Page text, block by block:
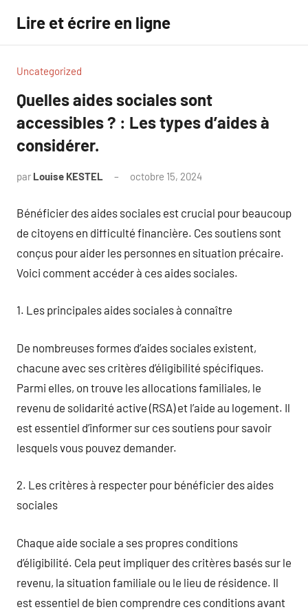
contenu
Lire et écrire en ligne
Uncategorized
Quelles aides sociales sont
accessibles ? : Les types d’aides à
considérer.
par Louise KESTEL octobre 15, 2024
Bénéficier des aides sociales est crucial pour beaucoup
de citoyens en difficulté financière. Ces soutiens sont
conçus pour aider les personnes en situation précaire.
Voici comment accéder à ces aides sociales.
1. Les principales aides sociales à connaître
De nombreuses formes d’aides sociales existent,
chacune avec ses critères d’éligibilité spécifiques.
Parmi elles, on trouve les allocations familiales, le
revenu de solidarité active (RSA) et l’aide au logement. Il
est essentiel d’informer sur ces soutiens pour savoir
lesquels vous pouvez demander.
2. Les critères à respecter pour bénéficier des aides
sociales
Chaque aide sociale a ses propres conditions
d’éligibilité. Cela peut impliquer des critères basés sur le
revenu, la situation familiale ou le lieu de résidence. Il
est essentiel de bien comprendre ces conditions avant